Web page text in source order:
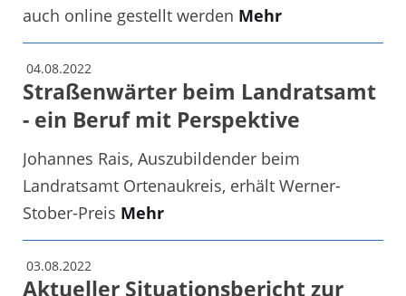
auch online gestellt werden Mehr
04.08.2022
Straßenwärter beim Landratsamt
- ein Beruf mit Perspektive
Johannes Rais, Auszubildender beim
Landratsamt Ortenaukreis, erhält Werner-
Stober-Preis Mehr
03.08.2022
Aktueller Situationsbericht zur